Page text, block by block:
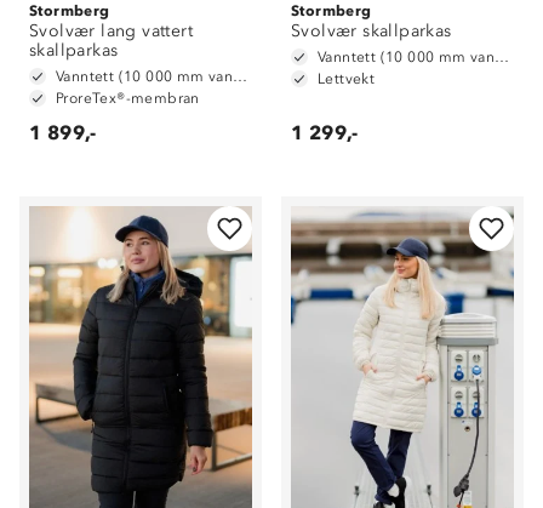
Stormberg
Svolvær lang vattert
skallparkas
Vanntett (10 000 mm vannsøyle)
ProreTex®-membran
1 899,-
Stormberg
Svolvær skallparkas
Vanntett (10 000 mm vannsøyle)
Lettvekt
1 299,-